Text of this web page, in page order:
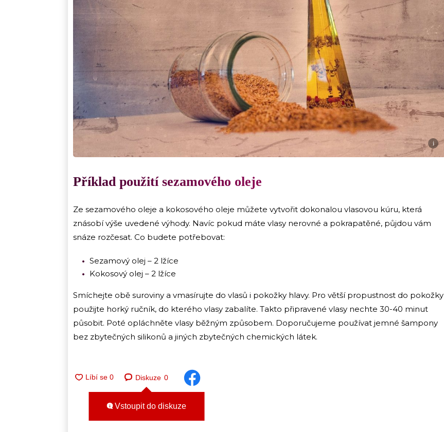
i
Příklad použití sezamového oleje
Ze sezamového oleje a kokosového oleje můžete vytvořit dokonalou vlasovou kúru, která
znásobí výše uvedené výhody. Navíc pokud máte vlasy nerovné a pokrapatěné, půjdou vám
snáze rozčesat. Co budete potřebovat:
Sezamový olej – 2 lžíce
Kokosový olej – 2 lžíce
Smíchejte obě suroviny a vmasírujte do vlasů i pokožky hlavy. Pro větší propustnost do pokožky
použijte horký ručník, do kterého vlasy zabalíte. Takto připravené vlasy nechte 30-40 minut
působit. Poté opláchněte vlasy běžným způsobem. Doporučujeme používat jemné šampony
bez zbytečných silikonů a jiných zbytečných chemických látek.
Diskuze 0
Vstoupit do diskuze